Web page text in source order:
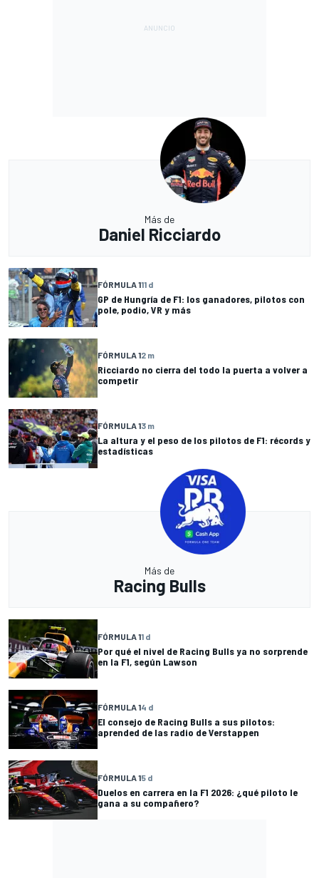
Más de
Daniel Ricciardo
FÓRMULA 111 d
GP de Hungría de F1: los ganadores, pilotos con
pole, podio, VR y más
FÓRMULA 12 m
Ricciardo no cierra del todo la puerta a volver a
competir
FÓRMULA 13 m
La altura y el peso de los pilotos de F1: récords y
estadísticas
Más de
Racing Bulls
FÓRMULA 11 d
Por qué el nivel de Racing Bulls ya no sorprende
en la F1, según Lawson
FÓRMULA 14 d
El consejo de Racing Bulls a sus pilotos:
aprended de las radio de Verstappen
FÓRMULA 15 d
Duelos en carrera en la F1 2026: ¿qué piloto le
gana a su compañero?